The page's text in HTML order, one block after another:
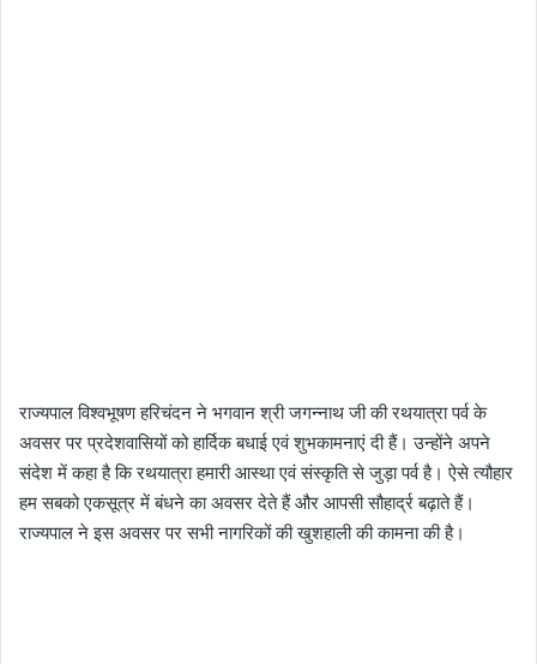
राज्यपाल विश्वभूषण हरिचंदन ने भगवान श्री जगन्नाथ जी की रथयात्रा पर्व के
अवसर पर प्रदेशवासियों को हार्दिक बधाई एवं शुभकामनाएं दी हैं। उन्होंने अपने
संदेश में कहा है कि रथयात्रा हमारी आस्था एवं संस्कृति से जुड़ा पर्व है। ऐसे त्यौहार
हम सबको एकसूत्र में बंधने का अवसर देते हैं और आपसी सौहार्द्र बढ़ाते हैं।
राज्यपाल ने इस अवसर पर सभी नागरिकों की खुशहाली की कामना की है।